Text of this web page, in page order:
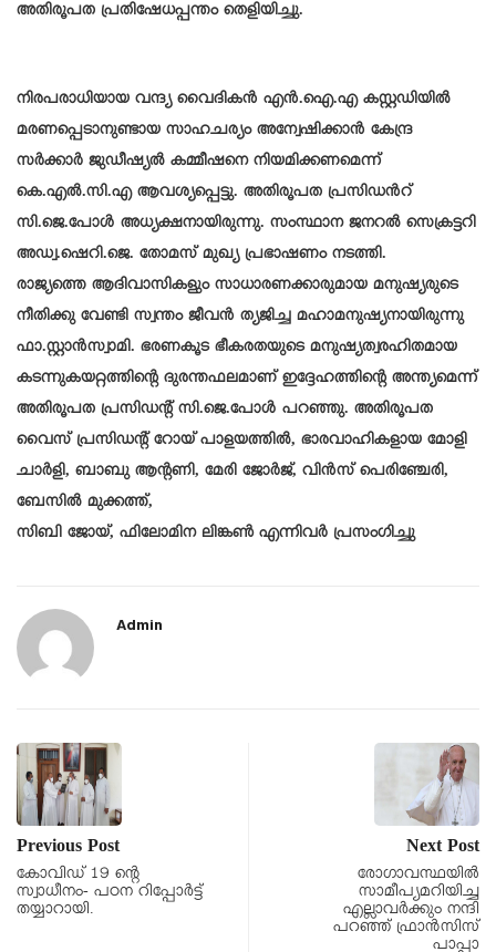
അതിരൂപത പ്രതിഷേധപ്പന്തം തെളിയിച്ചു.
നിരപരാധിയായ വന്ദ്യ വൈദികൻ എൻ.ഐ.എ കസ്റ്റഡിയിൽ
മരണപ്പെടാനുണ്ടായ സാഹചര്യം അന്വേഷിക്കാൻ കേന്ദ്ര
സർക്കാർ ജുഡീഷ്യൽ കമ്മീഷനെ നിയമിക്കണമെന്ന്
കെ.എൽ.സി.എ ആവശ്യപ്പെട്ടു. അതിരൂപത പ്രസിഡൻറ്
സി.ജെ.പോൾ അധ്യക്ഷനായിരുന്നു. സംസ്ഥാന ജനറൽ സെക്രട്ടറി
അഡ്വ.ഷെറി.ജെ. തോമസ് മുഖ്യ പ്രഭാഷണം നടത്തി.
രാജ്യത്തെ ആദിവാസികളും സാധാരണക്കാരുമായ മനുഷ്യരുടെ
നീതിക്കു വേണ്ടി സ്വന്തം ജീവൻ ത്യജിച്ച മഹാമനുഷ്യനായിരുന്നു
ഫാ.സ്റ്റാൻസ്വാമി. ഭരണകൂട ഭീകരതയുടെ മനുഷ്യത്വരഹിതമായ
കടന്നുകയറ്റത്തിൻ്റെ ദുരന്തഫലമാണ് ഇദ്ദേഹത്തിൻ്റെ അന്ത്യമെന്ന്
അതിരൂപത പ്രസിഡൻ്റ് സി.ജെ.പോൾ പറഞ്ഞു. അതിരൂപത
വൈസ് പ്രസിഡൻ്റ് റോയ് പാളയത്തിൽ, ഭാരവാഹികളായ മോളി
ചാർളി, ബാബു ആൻ്റണി, മേരി ജോർജ്, വിൻസ് പെരിഞ്ചേരി,
ബേസിൽ മുക്കത്ത്,
സിബി ജോയ്, ഫിലോമിന ലിങ്കൺ എന്നിവർ പ്രസംഗിച്ചു
Admin
Previous Post
കോവിഡ് 19 ന്റെ
സ്വാധീനം- പഠന റിപ്പോർട്ട്‌
തയ്യാറായി.
Next Post
രോഗാവസ്ഥയിൽ
സാമീപ്യമറിയിച്ച
എല്ലാവർക്കും നന്ദി
പറഞ്ഞ് ഫ്രാൻസിസ്
പാപ്പാ